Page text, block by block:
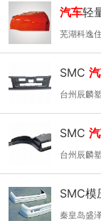
汽车轻
芜湖科逸
SMC
台州辰麟
SMC
台州辰麟
SMC模
秦皇岛盛